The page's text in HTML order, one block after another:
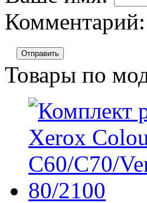
Комментарий:
Отправить
Товары по